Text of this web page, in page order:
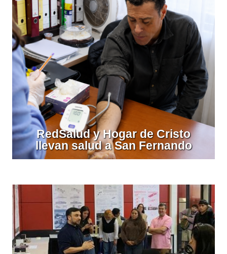
RedSalud y Hogar de Cristo
llevan salud a San Fernando